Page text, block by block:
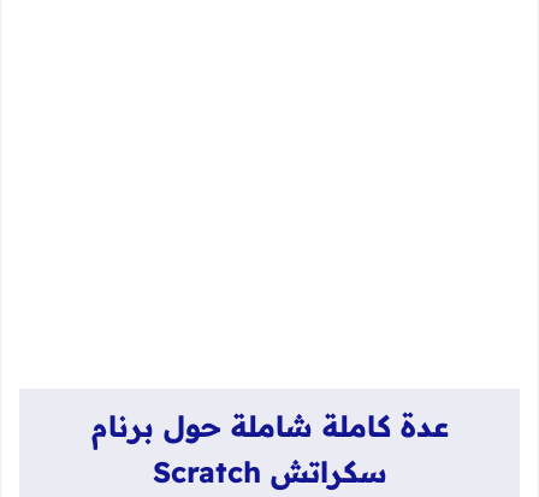
عدة كاملة شاملة حول برنام
سكراتش Scratch